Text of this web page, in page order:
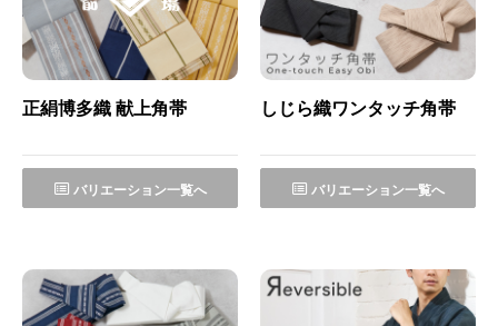
正絹博多織 献上角帯
バリエーション一覧へ
しじら織ワンタッチ角帯
バリエーション一覧へ